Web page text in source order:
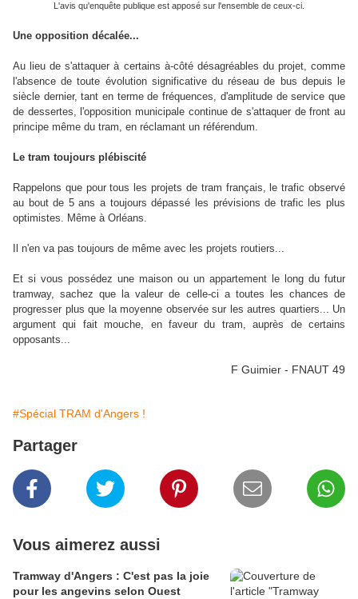
L'avis qu'enquête publique est apposé sur l'ensemble de ceux-ci
Une opposition décalée...
Au lieu de s'attaquer à certains à-côté désagréables du projet, comme
l'absence de toute évolution significative du réseau de bus depuis le
siècle dernier, tant en terme de fréquences, d'amplitude de service que
de dessertes, l'opposition municipale continue de s'attaquer de front au
principe même du tram, en réclamant un référendum.
Le tram toujours plébiscité
Rappelons que pour tous les projets de tram français, le trafic observé
au bout de 5 ans a toujours dépassé les prévisions de trafic les plus
optimistes. Même à Orléans.
Il n'en va pas toujours de même avec les projets routiers...
Et si vous possédez une maison ou un appartement le long du futur
tramway, sachez que la valeur de celle-ci a toutes les chances de
progresser plus que la moyenne observée sur les autres quartiers... Un
argument qui fait mouche, en faveur du tram, auprès de certains
opposants...
F Guimier - FNAUT 49
#Spécial TRAM d'Angers !
Partager
Vous aimerez aussi
Tramway d'Angers : C'est pas la joie
pour les angevins selon Ouest